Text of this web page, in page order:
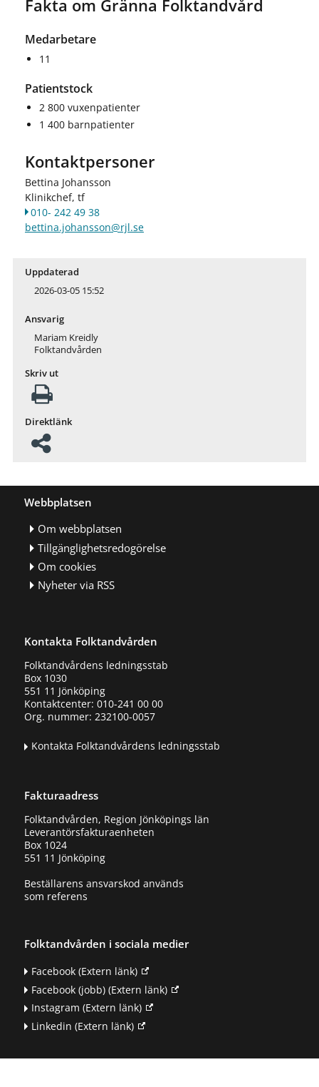
Fakta om Gränna Folktandvård
Medarbetare
11
Patientstock
2 800 vuxenpatienter
1 400 barnpatienter
Kontaktpersoner
Bettina Johansson
Klinikchef, tf
010- 242 49 38
bettina.johansson@rjl.se
Uppdaterad
2026-03-05 15:52
Ansvarig
Mariam Kreidly
Folktandvården
Skriv ut
Direktlänk
Webbplatsen
Om webbplatsen
Tillgänglighetsredogörelse
Om cookies
Nyheter via RSS
Kontakta Folktandvården
Folktandvårdens ledningsstab
Box 1030
551 11 Jönköping
Kontaktcenter: 010-241 00 00
Org. nummer: 232100-0057
Kontakta Folktandvårdens ledningsstab
Fakturaadress
Folktandvården, Region Jönköpings län
Leverantörsfakturaenheten
Box 1024
551 11 Jönköping
Beställarens ansvarskod används
som referens
Folktandvården i sociala medier
Facebook(Extern länk)
Facebook (jobb)(Extern länk)
Instagram (Extern länk)
Linkedin (Extern länk)